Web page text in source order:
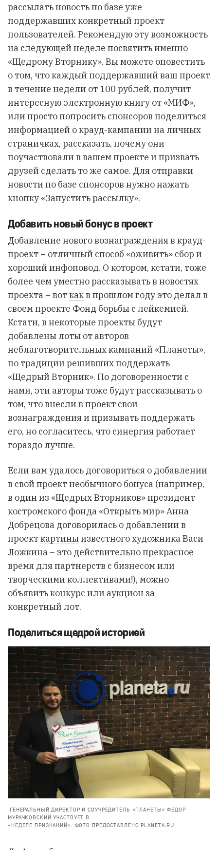
рассылать новость по базе уже
поддержавших конкретный проект
пользователей. Рекомендую эту возможность
на следующей неделе посвятить именно
«Щедрому Вторнику». Вы можете оповестить
о том, что каждый поддержавший ваш проект
в течение недели от 100 рублей, получит
интересную электронную книгу от «МИФ»,
или просто попросить спонсоров поделиться
информацией о крауд-кампании на личных
страничках, рассказать, почему они
поучаствовали в вашем проекте и призвать
друзей сделать то же самое. Для отправки
новости по базе спонсоров нужно нажать
кнопку «Запустить рассылку».
Добавить новый бонус в проект
Добавление нового вознаграждения в крауд-
проект – отличный способ «оживить» сбор и
хороший инфоповод. О котором, кстати, тоже
более чем уместно рассказывать в новостях
проекта – воткакв прошлом году это делал в
своем проекте Фонд борьбы с лейкемией.
Кстати, в некоторые проекты будут
добавлены лоты от авторов
неблаготворительных кампаний «Планеты»,
по традиции решивших поддержать
«Щедрый Вторник». По договоренности с
нами, эти авторы тоже будут рассказывать о
том, что внесли в проект свои
вознаграждения и призывать поддержать
его, но согласитесь, что синергия работает
гораздо лучше.
Если вам удалось договориться о добавлении
в свой проект необычного бонуса (например,
в один из «Щедрых Вторников» президент
костромского фонда «Открыть мир» Анна
Добрецова договорилась о добавлении в
проекткартиныизвестного художника Васи
Ложкина – это действительно прекрасное
время для партнерств с бизнесом или
творческими коллективами!), можно
объявить конкурс или аукцион за
конкретный лот.
Поделиться щедрой историей
ГЕНЕРАЛЬНЫЙ ДИРЕКТОР И СОУЧРЕДИТЕЛЬ «ПЛАНЕТЫ» ФЕДОР
МУРАЧКОВСКИЙ УЧАСТВУЕТ В
«НЕДЕЛЕ ПРИЗНАНИЙ». ФОТО ПРЕДОСТАВЛЕНО PLANETA.RU.